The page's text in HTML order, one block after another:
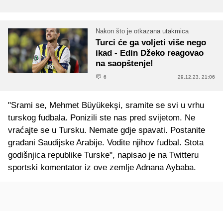
Nakon što je otkazana utakmica
Turci će ga voljeti više nego
ikad - Edin Džeko reagovao
na saopštenje!
6 29.12.23. 21:06
"Srami se, Mehmet Büyükekşi, sramite se svi u vrhu
turskog fudbala. Ponizili ste nas pred svijetom. Ne
vraćajte se u Tursku. Nemate gdje spavati. Postanite
građani Saudijske Arabije. Vodite njihov fudbal. Stota
godišnjica republike Turske", napisao je na Twitteru
sportski komentator iz ove zemlje Adnana Aybaba.